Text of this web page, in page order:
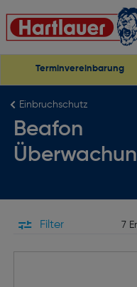
Terminvereinbarung
Einbruchschutz
Beafon
Filter 7